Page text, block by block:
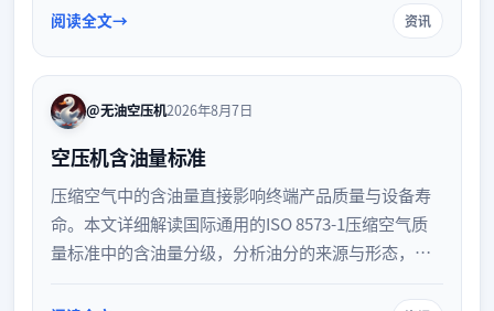
体系。
阅读全文 资讯
@无油空压机2026年8月7日
空压机含油量标准
压缩空气中的含油量直接影响终端产品质量与设备寿
命。本文详细解读国际通用的ISO 8573-1压缩空气质
量标准中的含油量分级，分析油分的来源与形态，并